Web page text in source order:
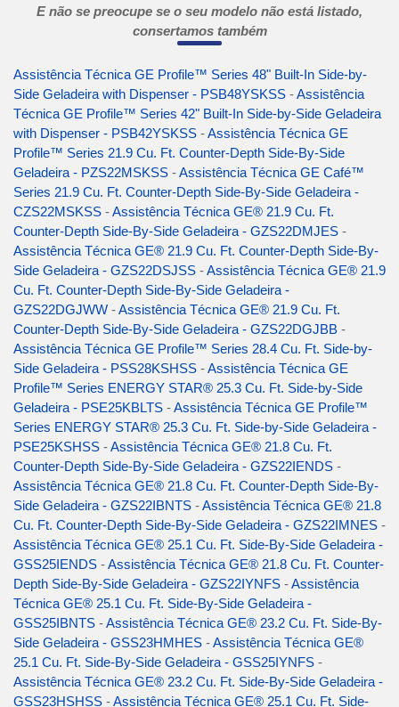
E não se preocupe se o seu modelo não está listado,
consertamos também
Assistência Técnica GE Profile™ Series 48" Built-In Side-by-
Side Geladeira with Dispenser - PSB48YSKSS -Assistência
Técnica GE Profile™ Series 42" Built-In Side-by-Side Geladeira
with Dispenser - PSB42YSKSS -Assistência Técnica GE
Profile™ Series 21.9 Cu. Ft. Counter-Depth Side-By-Side
Geladeira - PZS22MSKSS -Assistência Técnica GE Café™
Series 21.9 Cu. Ft. Counter-Depth Side-By-Side Geladeira -
CZS22MSKSS -Assistência Técnica GE® 21.9 Cu. Ft.
Counter-Depth Side-By-Side Geladeira - GZS22DMJES -
Assistência Técnica GE® 21.9 Cu. Ft. Counter-Depth Side-By-
Side Geladeira - GZS22DSJSS -Assistência Técnica GE® 21.9
Cu. Ft. Counter-Depth Side-By-Side Geladeira -
GZS22DGJWW -Assistência Técnica GE® 21.9 Cu. Ft.
Counter-Depth Side-By-Side Geladeira - GZS22DGJBB -
Assistência Técnica GE Profile™ Series 28.4 Cu. Ft. Side-by-
Side Geladeira - PSS28KSHSS -Assistência Técnica GE
Profile™ Series ENERGY STAR® 25.3 Cu. Ft. Side-by-Side
Geladeira - PSE25KBLTS -Assistência Técnica GE Profile™
Series ENERGY STAR® 25.3 Cu. Ft. Side-by-Side Geladeira -
PSE25KSHSS -Assistência Técnica GE® 21.8 Cu. Ft.
Counter-Depth Side-By-Side Geladeira - GZS22IENDS -
Assistência Técnica GE® 21.8 Cu. Ft. Counter-Depth Side-By-
Side Geladeira - GZS22IBNTS -Assistência Técnica GE® 21.8
Cu. Ft. Counter-Depth Side-By-Side Geladeira - GZS22IMNES -
Assistência Técnica GE® 25.1 Cu. Ft. Side-By-Side Geladeira -
GSS25IENDS -Assistência Técnica GE® 21.8 Cu. Ft. Counter-
Depth Side-By-Side Geladeira - GZS22IYNFS -Assistência
Técnica GE® 25.1 Cu. Ft. Side-By-Side Geladeira -
GSS25IBNTS -Assistência Técnica GE® 23.2 Cu. Ft. Side-By-
Side Geladeira - GSS23HMHES -Assistência Técnica GE®
25.1 Cu. Ft. Side-By-Side Geladeira - GSS25IYNFS -
Assistência Técnica GE® 23.2 Cu. Ft. Side-By-Side Geladeira -
GSS23HSHSS -Assistência Técnica GE® 25.1 Cu. Ft. Side-